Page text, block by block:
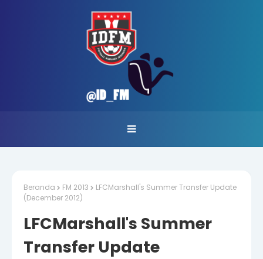
Beranda FM 2013
LFCMarshall's Summer Transfer Update
(December 2012)
LFCMarshall's Summer
Transfer Update